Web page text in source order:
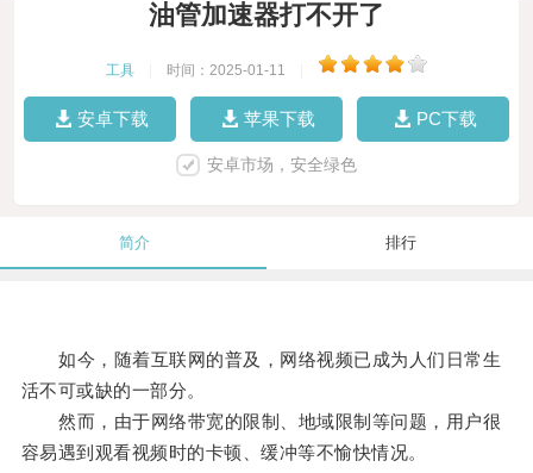
油管加速器打不开了
工具 时间：2025-01-11
安卓下载 苹果下载 PC下载
安卓市场，安全绿色
简介 排行
如今，随着互联网的普及，网络视频已成为人们日常生
活不可或缺的一部分。
然而，由于网络带宽的限制、地域限制等问题，用户很
容易遇到观看视频时的卡顿、缓冲等不愉快情况。